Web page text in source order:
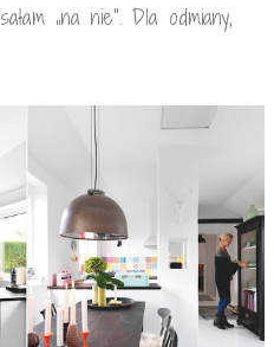
„na nie”. Dla odmiany,